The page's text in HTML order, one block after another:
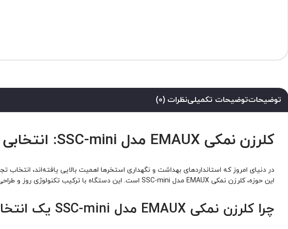
توضیحاتتوضیحات تکمیلینظرات (0)
کلرزن نمکی EMAUX مدل SSC-mini: انتخابی برای تمیزی و سلامت آب استخر شما
در دنیای امروز که استانداردهای بهداشت و نگهداری استخرها اهمیت بالایی یافته‌اند،
این حوزه، کلرزن نمکی EMAUX مدل SSC-mini است. این دستگاه با ترکیب تکنولوژی روز و طراحی مهندسی‌شده، به شما کمک می‌کند تا با کمترین هزینه و نگهداری، آبی شفاف، بهداشتی و بدون بو داشته باشید.
چرا کلرزن نمکی EMAUX مدل SSC-mini یک انتخاب مطمئن است؟